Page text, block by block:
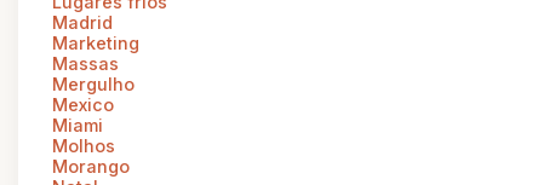
Madrid
Marketing
Massas
Mergulho
Mexico
Miami
Molhos
Morango